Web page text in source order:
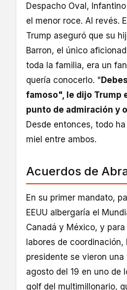
Despacho Oval,
el menor roce. Al revés.
Trump aseguró que su
Barron, el único
toda la familia, era un
quería conocerlo. "
famoso", le dijo Trump
punto de admiración y
Desde entonces, todo
miel entre ambos.
Acuerdos de
En su primer mandato,
EEUU albergaría el
Canadá y México, y
labores de coordinación,
presidente se vieron una
agosto del 19 en uno de
golf del multimillonario,